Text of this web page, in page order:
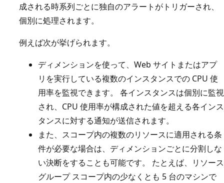
成される時系列ごとに独自のアラートがトリガーされ、
個別に処理されます。
例えば次が挙げられます。
ディメンションを使って、Web サイトまたはアプ
リを実行している複数のインスタンスでの CPU 使
用率を監視できます。 各インスタンスは個別に監視
され、CPU 使用率が構成された値を超える各インス
タンスに対する通知が送信されます。
また、スコープ内の複数のリソースに適用される条
件が必要な場合は、ディメンションごとに分割しな
い決断をすることも可能です。 たとえば、リソース
グループ スコープ内の少なくとも 5 台のマシンで